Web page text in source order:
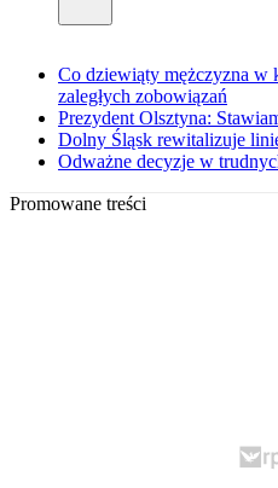
Co dziewiąty mężczyzna w
zaległych zobowiązań
Prezydent Olsztyna:
Dolny Śląsk rewitalizuje
Odważne decyzje w
Promowane treści